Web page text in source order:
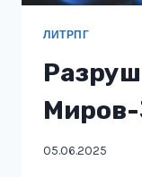
ЛИТРПГ
05.06.2025